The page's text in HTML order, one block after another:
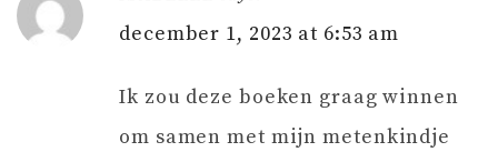
december 1, 2023 at 6:53 am
Ik zou deze boeken graag winnen
om samen met mijn metenkindje